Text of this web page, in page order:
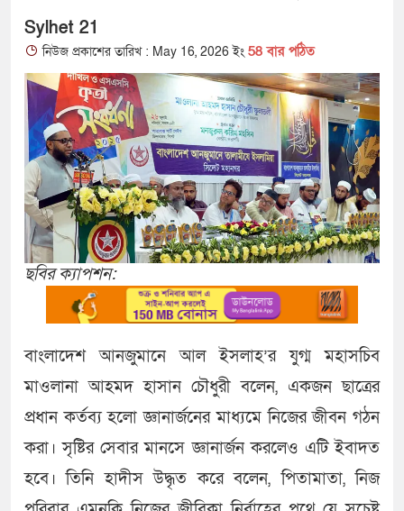
Sylhet 21
নিউজ প্রকাশের তারিখ : May 16, 2026 ইং 58 বার পঠিত
ছবির ক্যাপশন:
বাংলাদেশ আনজুমানে আল ইসলাহ’র যুগ্ম মহাসচিব
মাওলানা আহমদ হাসান চৌধুরী বলেন, একজন ছাত্রের
প্রধান কর্তব্য হলো জ্ঞানার্জনের মাধ্যমে নিজের জীবন গঠন
করা। সৃষ্টির সেবার মানসে জ্ঞানার্জন করলেও এটি ইবাদত
হবে। তিনি হাদীস উদ্ধৃত করে বলেন, পিতামাতা, নিজ